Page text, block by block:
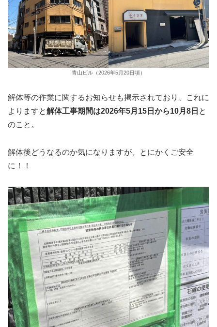
青山ビル（2026年5月20日頃）
解体等の作業に関するお知らせも掲示されており、これに
よりますと解体工事期間は2026年5月15日から10月8日 と
のこと。
解体後どうなるのか気になりますが、とにかくご安全
に！！